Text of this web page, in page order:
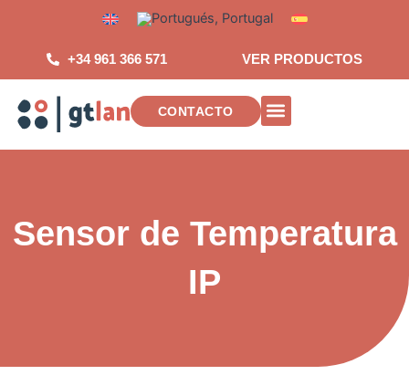
contenido
+34 961 366 571 VER PRODUCTOS
CONTACTO
Sensor de Temperatura
IP